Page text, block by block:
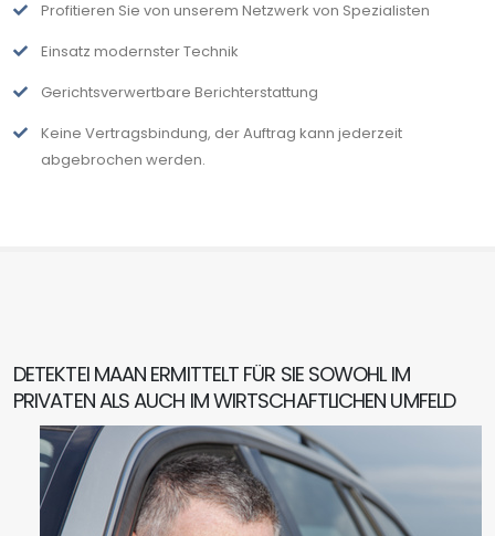
Profitieren Sie von unserem Netzwerk von Spezialisten
Einsatz modernster Technik
Gerichtsverwertbare Berichterstattung
Keine Vertragsbindung, der Auftrag kann jederzeit
abgebrochen werden.
DETEKTEI MAAN ERMITTELT FÜR SIE SOWOHL IM
PRIVATEN ALS AUCH IM WIRTSCHAFTLICHEN UMFELD